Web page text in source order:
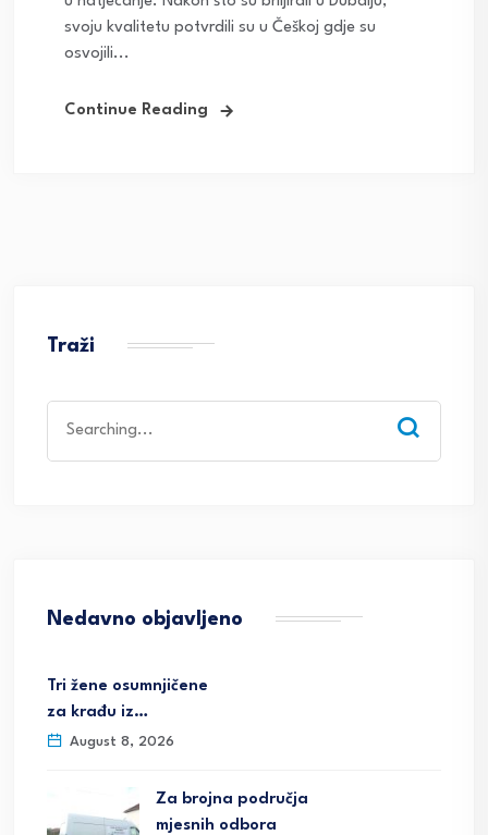
svoju kvalitetu potvrdili su u Češkoj gdje su
osvojili...
Continue Reading
Traži
for:
Nedavno objavljeno
Tri žene osumnjičene
za krađu iz…
August 8, 2026
Za brojna područja
mjesnih odbora